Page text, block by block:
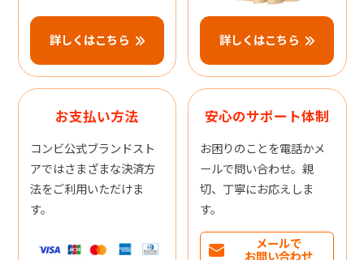
詳しくはこちら 詳しくはこちら
お支払い方法
コンビ公式ブランドスト
アではさまざまな決済方
法をご利用いただけま
す。
安心のサポート体制
お困りのことを電話かメ
ールで問い合わせ。親
切、丁寧にお応えしま
す。
メールで
お問い合わせ